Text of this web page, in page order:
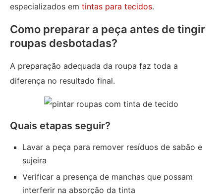
especializados em tintas para tecidos.
Como preparar a peça antes de tingir
roupas desbotadas?
A preparação adequada da roupa faz toda a
diferença no resultado final.
Quais etapas seguir?
Lavar a peça para remover resíduos de sabão e
sujeira
Verificar a presença de manchas que possam
interferir na absorção da tinta